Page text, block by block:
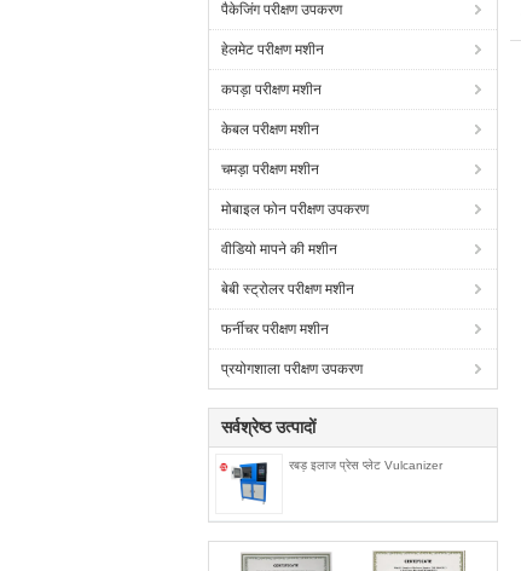
पैकेजिंग परीक्षण उपकरण
हेलमेट परीक्षण मशीन
कपड़ा परीक्षण मशीन
केबल परीक्षण मशीन
चमड़ा परीक्षण मशीन
मोबाइल फोन परीक्षण उपकरण
वीडियो मापने की मशीन
बेबी स्ट्रोलर परीक्षण मशीन
फर्नीचर परीक्षण मशीन
प्रयोगशाला परीक्षण उपकरण
सर्वश्रेष्ठ उत्पादों
रबड़ इलाज प्रेस प्लेट Vulcanizer